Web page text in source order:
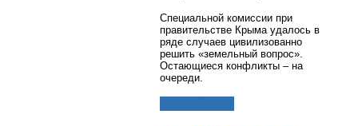
Специальной комиссии при
правительстве Крыма удалось в
ряде случаев цивилизованно
решить «земельный вопрос».
Остающиеся конфликты – на
очереди.